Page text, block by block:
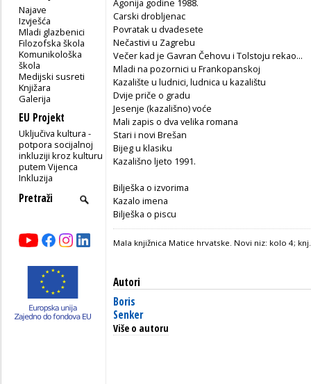
Najave
Izvješća
Mladi glazbenici
Filozofska škola
Komunikološka
škola
Medijski susreti
Knjižara
Galerija
EU Projekt
Uključiva kultura -
potpora socijalnoj
inkluziji kroz kulturu
putem Vijenca
Inkluzija
Carski drobljenac
Povratak u dvadesete
Nečastivi u Zagrebu
Večer kad je Gavran Čehovu i Tolstoju rekao...
Mladi na pozornici u Frankopanskoj
Kazalište u ludnici, ludnica u kazalištu
Dvije priče o gradu
Jesenje (kazališno) voće
Mali zapis o dva velika romana
Stari i novi Brešan
Bijeg u klasiku
Kazališno ljeto 1991.
Bilješka o izvorima
Kazalo imena
Bilješka o piscu
Mala knjižnica Matice hrvatske. Novi niz: kolo 4;
Autori
Boris
Senker
Više o autoru